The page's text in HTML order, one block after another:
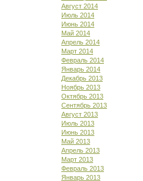
Август 2014
Июль 2014
Июнь 2014
Май 2014
Апрель 2014
Март 2014
Февраль 2014
Январь 2014
Декабрь 2013
Ноябрь 2013
Октябрь 2013
Сентябрь 2013
Август 2013
Июль 2013
Июнь 2013
Май 2013
Апрель 2013
Март 2013
Февраль 2013
Январь 2013